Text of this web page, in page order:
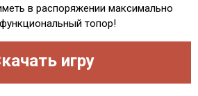
в распоряжении максимально
топор!
игру